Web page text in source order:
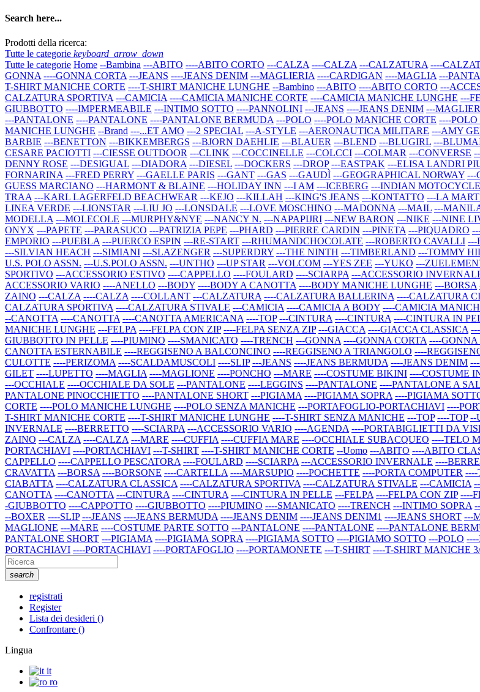
Search here...
Prodotti della ricerca:
Tutte le categorie keyboard_arrow_down
Tutte le categorie Home --Bambina ---ABITO ----ABITO CORTO ---CALZA ----CALZA ---CALZATURA ----
GONNA ----GONNA CORTA ---JEANS ----JEANS DENIM ---MAGLIERIA ----CARDIGAN ----MAGLIA ---
T-SHIRT MANICHE CORTE ----T-SHIRT MANICHE LUNGHE --Bambino ---ABITO ----ABITO CORTO ---
CALZATURA SPORTIVA ---CAMICIA ----CAMICIA MANICHE CORTE ----CAMICIA MANICHE LUNGHE ---
GIUBBOTTO ----IMPERMEABILE ---INTIMO SOTTO ----PANNOLINI ---JEANS ----JEANS DENIM ---
---PANTALONE ----PANTALONE ----PANTALONE BERMUDA ---POLO ----POLO MANICHE CORTE ----
MANICHE LUNGHE --Brand ---...ET AMO ---2 SPECIAL ---A-STYLE ---AERONAUTICA MILITARE ---AMY
BARBIE ---BENETTON ---BIKKEMBERGS ---BJORN DAEHLIE ---BLAUER ---BLEND ---BLUGIRL ---
CESARE PACIOTTI ---CIESSE OUTDOOR ---CLINK ---COCCINELLE ---COLCCI ---COLMAR ---CONVERSE
DENNY ROSE ---DESIGUAL ---DIADORA ---DIESEL ---DOCKERS ---DROP ---EASTPAK ---ELISA LANDRI
FORNARINA ---FRED PERRY ---GAELLE PARIS ---GANT ---GAS ---GAUDÌ ---GEOGRAPHICAL NORWAY ---
GUESS MARCIANO ---HARMONT & BLAINE ---HOLIDAY INN ---I AM ---ICEBERG ---INDIAN MOTOCYCLE
TRAA ---KARL LAGERFELD BEACHWEAR ---KEJO ---KILLAH ---KING'S JEANS ---KONTATTO ---LA
LINEA VERDE ---LIONSTAR ---LIU JO ---LONSDALE ---LOVE MOSCHINO ---MADONNA ---MAIL ---
MODELLA ---MOLECOLE ---MURPHY&NYE ---NANCY N. ---NAPAPIJRI ---NEW BARON ---NIKE ---NINE
ONYX ---PAPETE ---PARASUCO ---PATRIZIA PEPE ---PHARD ---PIERRE CARDIN ---PINETA ---PIQUADRO
EMPORIO ---PUEBLA ---PUERCO ESPIN ---RE-START ---RHUMANDCHOCOLATE ---ROBERTO CAVALLI ---
---SILVIAN HEACH ---SIMIANI ---SLAZENGER ---SUPERDRY ---THE NINTH ---TIMBERLAND ---TOMMY
U.S. POLO ASSN. ---U.S.POLO ASSN. ---UNTHO ---UP STAR ---VOLCOM ---YES ZEE ---YUKO ---
SPORTIVO ---ACCESSORIO ESTIVO ----CAPPELLO ----FOULARD ----SCIARPA ---ACCESSORIO
ACCESSORIO VARIO ----ANELLO ---BODY ----BODY A CANOTTA ----BODY MANICHE LUNGHE ---BORSA
ZAINO ---CALZA ----CALZA ----COLLANT ---CALZATURA ----CALZATURA BALLERINA ----CALZATURA
CALZATURA SPORTIVA ----CALZATURA STIVALE ---CAMICIA ----CAMICIA A BODY ----CAMICIA
--CANOTTA ----CANOTTA ----CANOTTA AMERICANA ----TOP ---CINTURA ----CINTURA ----CINTURA IN
MANICHE LUNGHE ---FELPA ----FELPA CON ZIP ----FELPA SENZA ZIP ---GIACCA ----GIACCA CLASSICA
GIUBBOTTO IN PELLE ----PIUMINO ----SMANICATO ----TRENCH ---GONNA ----GONNA CORTA ----
CANOTTA ESTERNABILE ----REGGISENO A BALCONCINO ----REGGISENO A TRIANGOLO ----
CULOTTE ----PERIZOMA ----SCALDAMUSCOLI ----SLIP ---JEANS ----JEANS BERMUDA ----JEANS DENIM
GILET ----LUPETTO ----MAGLIA ----MAGLIONE ----PONCHO ---MARE ----COSTUME BIKINI ----COSTUME
---OCCHIALE ----OCCHIALE DA SOLE ---PANTALONE ----LEGGINS ----PANTALONE ----PANTALONE A
PANTALONE PINOCCHIETTO ----PANTALONE SHORT ---PIGIAMA ----PIGIAMA SOPRA ----PIGIAMA
CORTE ----POLO MANICHE LUNGHE ----POLO SENZA MANICHE ---PORTAFOGLIO-PORTACHIAVI ----
T-SHIRT MANICHE CORTE ----T-SHIRT MANICHE LUNGHE ----T-SHIRT SENZA MANICHE ---TOP ----TOP --
INVERNALE ----BERRETTO ----SCIARPA ---ACCESSORIO VARIO ----AGENDA ----PORTABIGLIETTI DA
ZAINO ---CALZA ----CALZA ---MARE ----CUFFIA ----CUFFIA MARE ----OCCHIALE SUBACQUEO ----TELO
PORTACHIAVI ----PORTACHIAVI ---T-SHIRT ----T-SHIRT MANICHE CORTE --Uomo ---ABITO ----ABITO
CAPPELLO ----CAPPELLO PESCATORA ----FOULARD ----SCIARPA ---ACCESSORIO INVERNALE ----
CRAVATTA ---BORSA ----BORSONE ----CARTELLA ----MARSUPIO ----POCHETTE ----PORTA COMPUTER
CIABATTA ----CALZATURA CLASSICA ----CALZATURA SPORTIVA ----CALZATURA STIVALE ---CAMICIA
CANOTTA ----CANOTTA ---CINTURA ----CINTURA ----CINTURA IN PELLE ---FELPA ----FELPA CON ZIP ----
-GIUBBOTTO ----CAPPOTTO ----GIUBBOTTO ----PIUMINO ----SMANICATO ----TRENCH ---INTIMO SOPRA
--BOXER ----SLIP ---JEANS ----JEANS BERMUDA ----JEANS DENIM ----JEANS DENIM1 ----JEANS SHORT ---
MAGLIONE ---MARE ----COSTUME PARTE SOTTO ---PANTALONE ----PANTALONE ----PANTALONE
PANTALONE SHORT ---PIGIAMA ----PIGIAMA SOPRA ----PIGIAMA SOTTO ----PIGIAMO SOTTO ---POLO
PORTACHIAVI ----PORTACHIAVI ----PORTAFOGLIO ----PORTAMONETE ---T-SHIRT ----T-SHIRT MANICHE
search
registrati
Register
Lista dei desideri ()
Confrontare ()
Lingua
it
ro